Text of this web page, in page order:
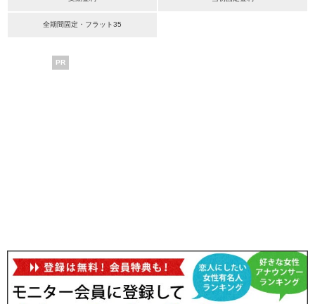
全期間固定・フラット35
PR